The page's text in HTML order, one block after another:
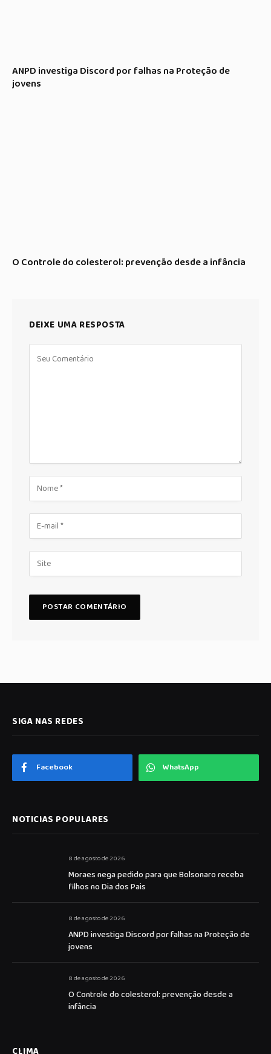
ANPD investiga Discord por falhas na Proteção de
jovens
O Controle do colesterol: prevenção desde a infância
DEIXE UMA RESPOSTA
SIGA NAS REDES
Facebook WhatsApp
NOTICIAS POPULARES
8 de agosto de 2026
Moraes nega pedido para que Bolsonaro receba
filhos no Dia dos Pais
8 de agosto de 2026
ANPD investiga Discord por falhas na Proteção de
jovens
8 de agosto de 2026
O Controle do colesterol: prevenção desde a
infância